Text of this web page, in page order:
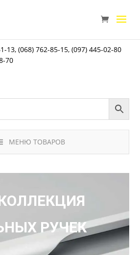
13,(068) 762-85-15,(097) 445-02-80
70
МЕНЮ ТОВАРОВ
РУЧЕК